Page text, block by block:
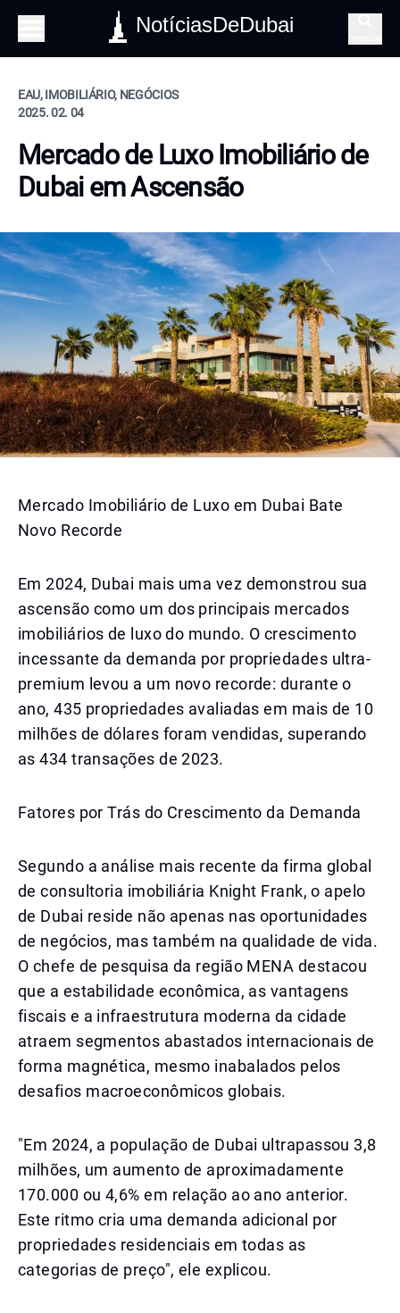
NotíciasDeDubai
EAU, IMOBILIÁRIO, NEGÓCIOS
2025. 02. 04
Mercado de Luxo Imobiliário de
Dubai em Ascensão
Mercado Imobiliário de Luxo em Dubai Bate
Novo Recorde
Em 2024, Dubai mais uma vez demonstrou sua
ascensão como um dos principais mercados
imobiliários de luxo do mundo. O crescimento
incessante da demanda por propriedades ultra-
premium levou a um novo recorde: durante o
ano, 435 propriedades avaliadas em mais de 10
milhões de dólares foram vendidas, superando
as 434 transações de 2023.
Fatores por Trás do Crescimento da Demanda
Segundo a análise mais recente da firma global
de consultoria imobiliária Knight Frank, o apelo
de Dubai reside não apenas nas oportunidades
de negócios, mas também na qualidade de vida.
O chefe de pesquisa da região MENA destacou
que a estabilidade econômica, as vantagens
fiscais e a infraestrutura moderna da cidade
atraem segmentos abastados internacionais de
forma magnética, mesmo inabalados pelos
desafios macroeconômicos globais.
"Em 2024, a população de Dubai ultrapassou 3,8
milhões, um aumento de aproximadamente
170.000 ou 4,6% em relação ao ano anterior.
Este ritmo cria uma demanda adicional por
propriedades residenciais em todas as
categorias de preço", ele explicou.